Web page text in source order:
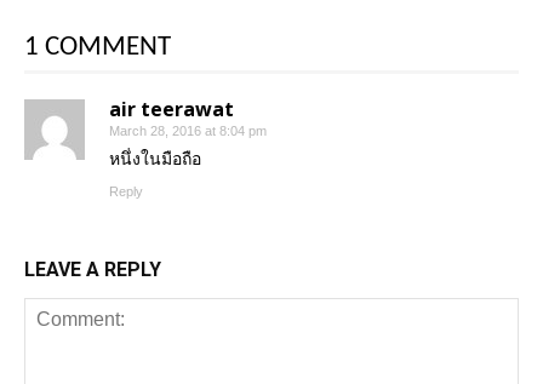
1 COMMENT
air teerawat
March 28, 2016 at 8:04 pm
หนึ่งในมือถือ
Reply
LEAVE A REPLY